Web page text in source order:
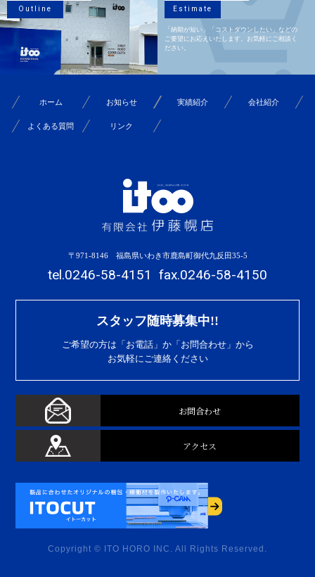
Outline Estimate
「納期が短い」「コストダウンしたい」などの
ご要望にお応えいたします。お気軽にご相談く
ださい。
ホーム お知らせ 実績紹介 会社紹介
よくある質問 リンク
〒971-8146 福島県いわき市鹿島町御代九反田35-5
tel.0246-58-4151 fax.0246-58-4150
スタッフ随時募集中!!
ご希望の方は「お電話」か「お問合わせ」から
お気軽にご連絡ください
お問合わせ
アクセス
Copyright © ITO HORO INC. All Rights Reserved.